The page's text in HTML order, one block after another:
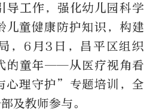
工作，强化幼儿园科学
儿童健康防护知识，构建
，6月3日，昌平区组织
的童年——从医疗视角看
心理守护”专题培训，全
及教师参与。